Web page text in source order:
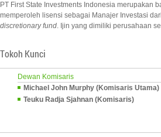
PT First State Investments Indonesia merupakan
memperoleh lisensi sebagai Manajer Investasi
discretionary fund. Ijin yang dimiliki perusahaan
Tokoh Kunci
Dewan Komisaris
Michael John Murphy (Komisaris Utama)
Teuku Radja Sjahnan (Komisaris)